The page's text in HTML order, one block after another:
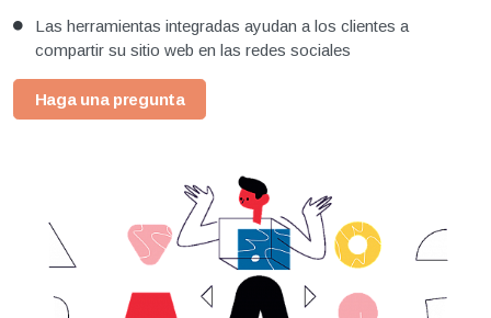
Las herramientas integradas ayudan a los clientes a
compartir su sitio web en las redes sociales
Haga una pregunta